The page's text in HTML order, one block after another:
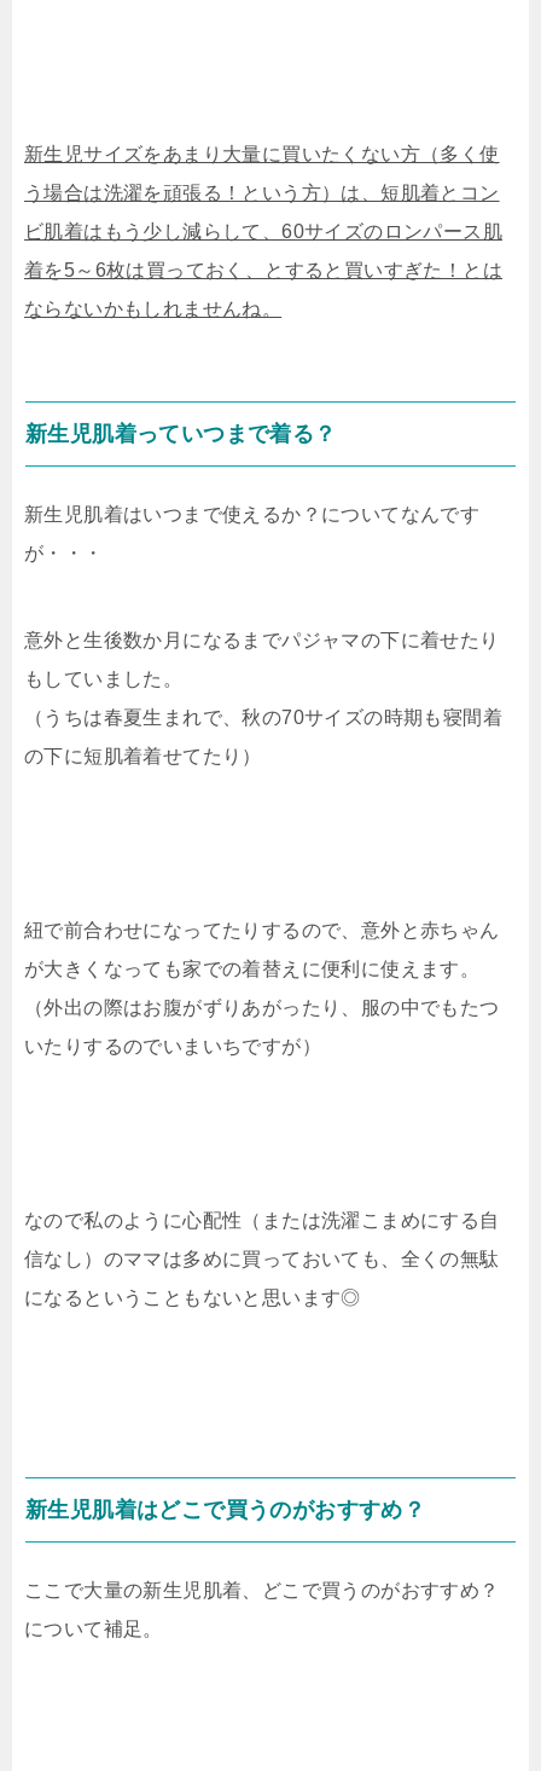
新生児サイズをあまり大量に買いたくない方（多く使
う場合は洗濯を頑張る！という方）は、短肌着とコン
ビ肌着はもう少し減らして、60サイズのロンパース肌
着を5～6枚は買っておく、とすると買いすぎた！とは
ならないかもしれませんね。
新生児肌着っていつまで着る？
新生児肌着はいつまで使えるか？についてなんです
が・・・
意外と生後数か月になるまでパジャマの下に着せたり
もしていました。
（うちは春夏生まれで、秋の70サイズの時期も寝間着
の下に短肌着着せてたり）
紐で前合わせになってたりするので、意外と赤ちゃん
が大きくなっても家での着替えに便利に使えます。
（外出の際はお腹がずりあがったり、服の中でもたつ
いたりするのでいまいちですが）
なので私のように心配性（または洗濯こまめにする自
信なし）のママは多めに買っておいても、全くの無駄
になるということもないと思います◎
新生児肌着はどこで買うのがおすすめ？
ここで大量の新生児肌着、どこで買うのがおすすめ？
について補足。